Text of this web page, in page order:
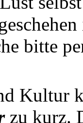
bitte
Kultur
zu kurz.